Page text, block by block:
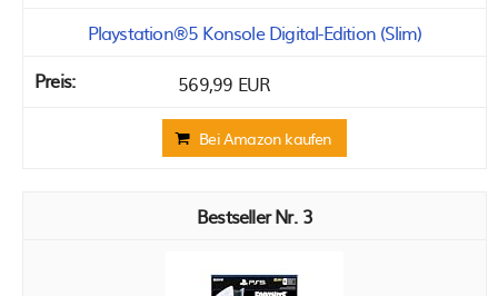
Playstation®5 Konsole Digital-Edition (Slim)
569,99 EUR
Bei Amazon kaufen
3